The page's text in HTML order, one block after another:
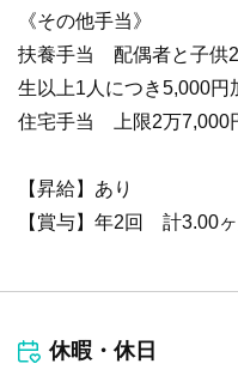
《その他手当》
扶養手当 配偶者と子
生以上1人につき5,000円
住宅手当 上限2万7,000
【昇給】あり
【賞与】年2回 計3.00
休暇・休日